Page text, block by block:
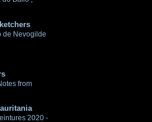
de Nevogilde
from
2020 -